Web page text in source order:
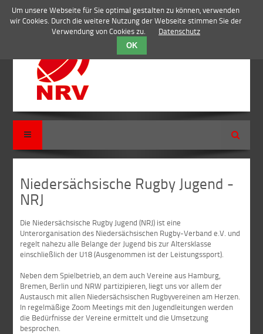
Suche
Niedersächsische Rugby Jugend -
NRJ
Die Niedersächsische Rugby Jugend (NRJ) ist eine
Unterorganisation des Niedersächsischen Rugby-Verband e.V. und
regelt nahezu alle Belange der Jugend bis zur Altersklasse
einschließlich der U18 (Ausgenommen ist der Leistungssport).
Neben dem Spielbetrieb, an dem auch Vereine aus Hamburg,
Bremen, Berlin und NRW partizipieren, liegt uns vor allem der
Austausch mit allen Niedersächsischen Rugbyvereinen am Herzen.
In regelmäßige Zoom Meetings mit den Jugendleitungen werden
die Bedürfnisse der Vereine ermittelt und die Umsetzung
besprochen.
Um unsere Webseite für Sie optimal gestalten zu können, verwenden
wir Cookies. Durch die weitere Nutzung der Webseite stimmen Sie der
Verwendung von Cookies zu.
Datenschutz
OK